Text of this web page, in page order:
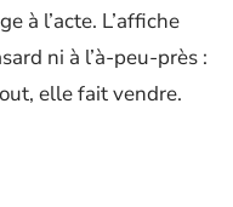
à l’acte. L’affiche
ni à l’à-peu-près :
elle fait vendre.